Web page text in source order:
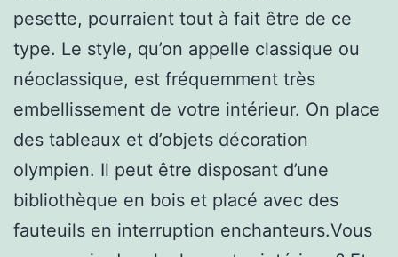
pesette, pourraient tout à fait être de ce
type. Le style, qu’on appelle classique ou
néoclassique, est fréquemment très
embellissement de votre intérieur. On place
des tableaux et d’objets décoration
olympien. Il peut être disposant d’une
bibliothèque en bois et placé avec des
fauteuils en interruption enchanteurs.Vous